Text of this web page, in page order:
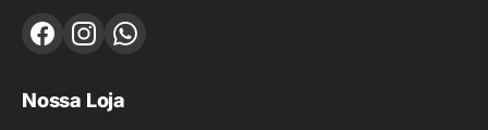
Nossa Loja